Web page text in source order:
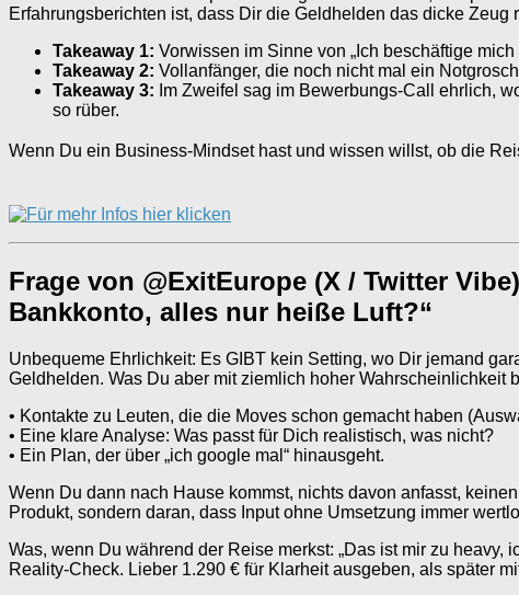
Erfahrungsberichten ist, dass Dir die Geldhelden das dicke
Takeaway 1: Vorwissen im Sinne von „Ich beschäftige
Takeaway 2: Vollanfänger, die noch nicht mal ein
Takeaway 3: Im Zweifel sag im Bewerbungs-Call ehrlich,
so rüber.
Wenn Du ein Business-Mindset hast und wissen willst, ob die
Frage von @ExitEurope (X / Twitter
Bankkonto, alles nur heiße Luft?“
Unbequeme Ehrlichkeit: Es GIBT kein Setting, wo Dir jemand
Geldhelden. Was Du aber mit ziemlich hoher Wahrscheinlichkeit
• Kontakte zu Leuten, die die Moves schon gemacht haben
• Eine klare Analyse: Was passt für Dich realistisch, was nicht?
• Ein Plan, der über „ich google mal“ hinausgeht.
Wenn Du dann nach Hause kommst, nichts davon anfasst,
Produkt, sondern daran, dass Input ohne Umsetzung immer
Was, wenn Du während der Reise merkst: „Das ist mir zu
Reality-Check. Lieber 1.290 € für Klarheit ausgeben, als später